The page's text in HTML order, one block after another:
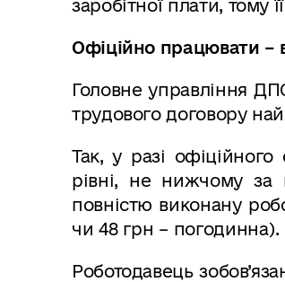
заробітної плати,
Офіційно працювати –
Головне управління
трудового договору
Так, у разі
рівні, не нижчому за
повністю виконану
чи 48 грн – погодинна).
Роботодавець